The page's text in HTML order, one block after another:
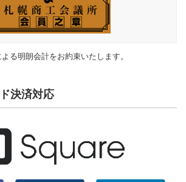
る明朗会計をお約束いたします。
決済対応